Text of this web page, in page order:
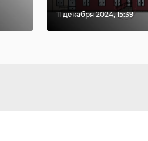
11 декабря 2024, 15:39